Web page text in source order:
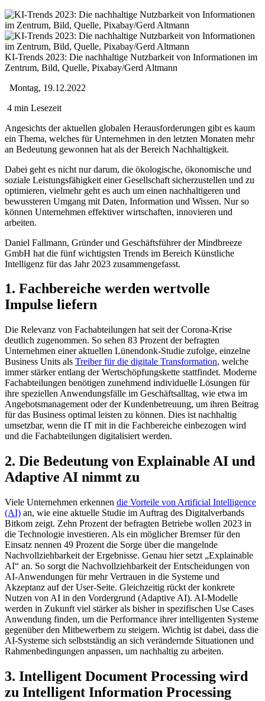
KI-Trends 2023: Die nachhaltige Nutzbarkeit von Informationen im
Zentrum, Bild, Quelle, Pixabay/Gerd Altmann
Montag, 19.12.2022
4 min Lesezeit
Angesichts der aktuellen globalen Herausforderungen gibt es kaum
ein Thema, welches für Unternehmen in den letzten Monaten mehr
an Bedeutung gewonnen hat als der Bereich Nachhaltigkeit.
Dabei geht es nicht nur darum, die ökologische, ökonomische und
soziale Leistungsfähigkeit einer Gesellschaft sicherzustellen und zu
optimieren, vielmehr geht es auch um einen nachhaltigeren und
bewussteren Umgang mit Daten, Information und Wissen. Nur so
können Unternehmen effektiver wirtschaften, innovieren und
arbeiten.
Daniel Fallmann, Gründer und Geschäftsführer der Mindbreeze
GmbH hat die fünf wichtigsten Trends im Bereich Künstliche
Intelligenz für das Jahr 2023 zusammengefasst.
1. Fachbereiche werden wertvolle
Impulse liefern
Die Relevanz von Fachabteilungen hat seit der Corona-Krise
deutlich zugenommen. So sehen 83 Prozent der befragten
Unternehmen einer aktuellen Lünendonk-Studie zufolge, einzelne
Business Units als Treiber für die digitale Transformation, welche
immer stärker entlang der Wertschöpfungskette stattfindet. Moderne
Fachabteilungen benötigen zunehmend individuelle Lösungen für
ihre speziellen Anwendungsfälle im Geschäftsalltag, wie etwa im
Angebotsmanagement oder der Kundenbetreuung, um ihren Beitrag
für das Business optimal leisten zu können. Dies ist nachhaltig
umsetzbar, wenn die IT mit in die Fachbereiche einbezogen wird
und die Fachabteilungen digitalisiert werden.
2. Die Bedeutung von Explainable AI und
Adaptive AI nimmt zu
Viele Unternehmen erkennen die Vorteile von Artificial Intelligence
(AI) an, wie eine aktuelle Studie im Auftrag des Digitalverbands
Bitkom zeigt. Zehn Prozent der befragten Betriebe wollen 2023 in
die Technologie investieren. Als ein möglicher Bremser für den
Einsatz nennen 49 Prozent die Sorge über die mangelnde
Nachvollziehbarkeit der Ergebnisse. Genau hier setzt „Explainable
AI“ an. So sorgt die Nachvollziehbarkeit der Entscheidungen von
AI-Anwendungen für mehr Vertrauen in die Systeme und
Akzeptanz auf der User-Seite. Gleichzeitig rückt der konkrete
Nutzen von AI in den Vordergrund (Adaptive AI). AI-Modelle
werden in Zukunft viel stärker als bisher in spezifischen Use Cases
Anwendung finden, um die Performance ihrer intelligenten Systeme
gegenüber den Mitbewerbern zu steigern. Wichtig ist dabei, dass die
AI-Systeme sich selbstständig an sich verändernde Situationen und
Rahmenbedingungen anpassen, um nachhaltig zu arbeiten.
3. Intelligent Document Processing wird
zu Intelligent Information Processing